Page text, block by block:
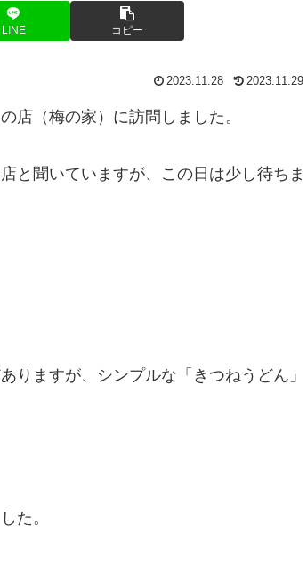
LINE コピー
2023.11.28 2023.11.29
店（梅の家）に訪問しました。
と聞いていますが、この日は少し待ちま
りますが、シンプルな「きつねうどん」
た。